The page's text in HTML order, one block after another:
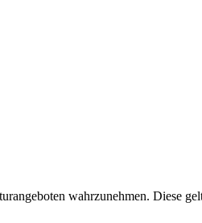
wahrzunehmen. Diese